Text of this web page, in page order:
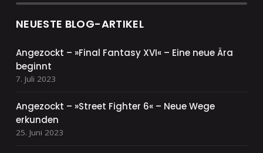
NEUESTE BLOG-ARTIKEL
Angezockt – »Final Fantasy XVI« – Eine neue Ära
beginnt
7. Juli 2023
Angezockt – »Street Fighter 6« – Neue Wege
erkunden
25. Juni 2023